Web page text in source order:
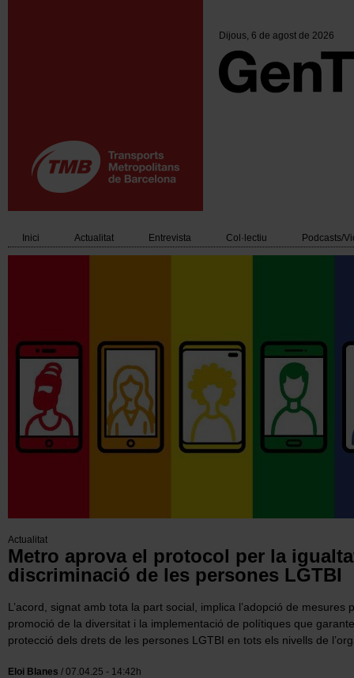
Dijous, 6 de agost de 2026
Main
Inici Actualitat Entrevista Col·lectiu Podcasts/
Actualitat
Metro aprova el protocol per la
discriminació de les persones LGTBI
L’acord, signat amb tota la part social, implica l’adopció de mesures
promoció de la diversitat i la implementació de polítiques que
protecció dels drets de les persones LGTBI en tots els nivells de
Eloi Blanes / 07.04.25 - 14:42h